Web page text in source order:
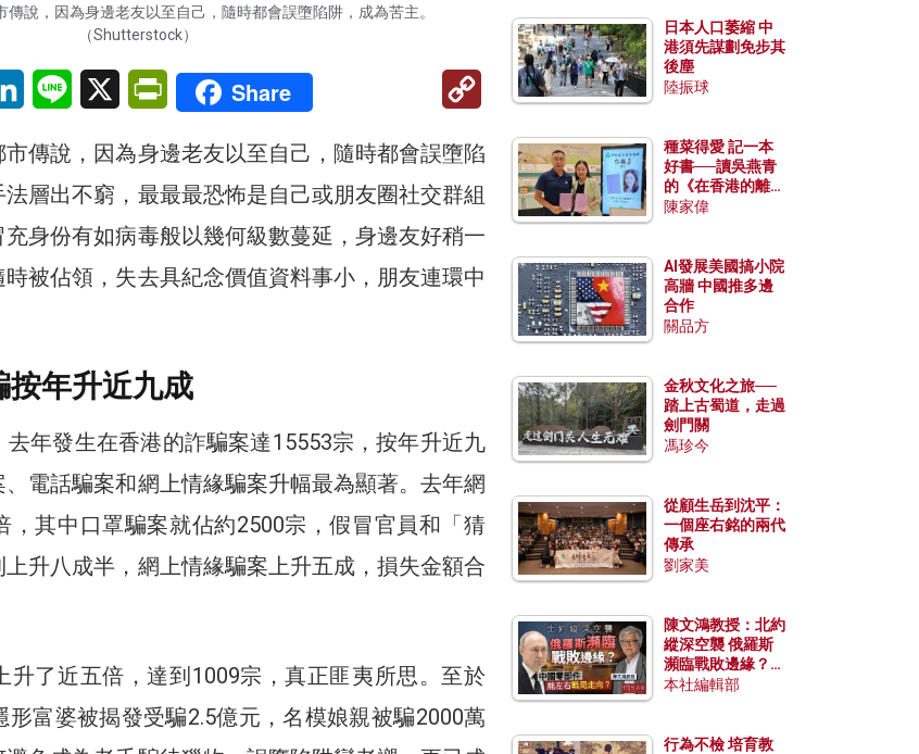
說，因為身邊老友以至自己，隨時都會誤墮陷阱，成為苦主。
（Shutterstock）
LinkedInLine X PrintFriendly
Share
Copy
Link
傳說，因為身邊老友以至自己，隨時都會誤墮陷
層出不窮，最最最恐怖是自己或朋友圈社交群組
身份有如病毒般以幾何級數蔓延，身邊友好稍一
被佔領，失去具紀念價值資料事小，朋友連環中
年升近九成
去年發生在香港的詐騙案達15553宗，按年升近九
電話騙案和網上情緣騙案升幅最為顯著。去年網
，其中口罩騙案就佔約2500宗，假冒官員和「猜
升八成半，網上情緣騙案上升五成，損失金額合
升了近五倍，達到1009宗，真正匪夷所思。至於
形富婆被揭發受騙2.5億元，名模娘親被騙2000萬
日本人口萎縮 中
港須先謀劃免步其
後塵
陸振球
種菜得愛 記一本
好書──讀吳燕青
的《在香港的離島
種菜》
陳家偉
AI發展美國搞小院
高牆 中國推多邊
合作
關品方
金秋文化之旅──
踏上古蜀道，走過
劍門關
馮珍今
從顧生岳到沈平：
一個座右銘的兩代
傳承
劉家美
陳文鴻教授：北約
縱深空襲 俄羅斯
瀕臨戰敗邊緣？中
國零部件能左右戰
本社編輯部
行為不檢 培育教